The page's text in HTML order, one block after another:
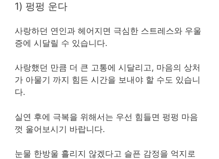
1) 펑펑 운다
사랑하던 연인과 헤어지면 극심한 스트레스와 우울
증에 시달릴 수 있습니다.
사랑했던 만큼 더 큰 고통에 시달리고, 마음의 상처
가 아물기 까지 힘든 시간을 보내야 할 수도 있습니
다.
실연 후에 극복을 위해서는 우선 힘들면 펑펑 마음
껏 울어보시기 바랍니다.
눈물 한방울 흘리지 않겠다고 슬픈 감정을 억지로